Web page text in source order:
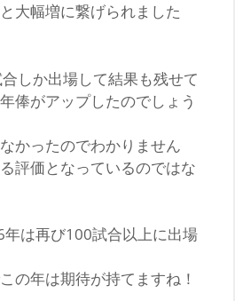
大幅増に繋げられました
しか出場して結果も残せて
俸がアップしたのでしょう
かったのでわかりません
評価となっているのではな
は再び100試合以上に出場
の年は期待が持てますね！